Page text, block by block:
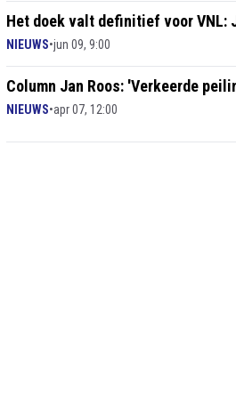
Het doek valt definitief voor VNL:
NIEUWS•jun 09, 9:00
Column Jan Roos: 'Verkeerde
NIEUWS•apr 07, 12:00